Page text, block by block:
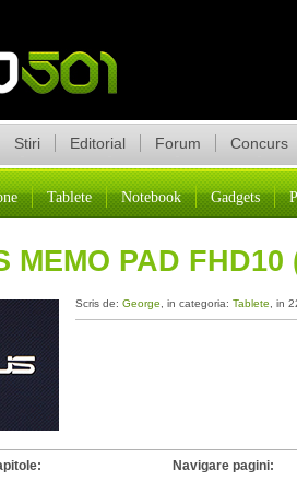
Stiri Editorial Forum Concurs
Tablete Notebook Gadgets
MEMO PAD FHD10
Scris de: George , in categoria: Tablete , in
Navigare pagini: